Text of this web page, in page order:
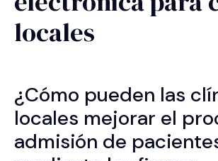
locales
¿Cómo pueden las
locales mejorar el
admisión de